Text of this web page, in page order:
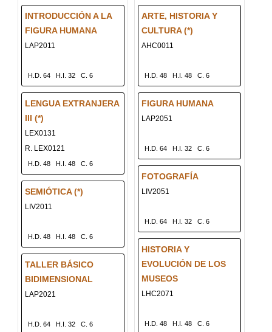
INTRODUCCIÓN A LA
FIGURA HUMANA
LAP2011
H.D. 64 H.I. 32 C. 6
LENGUA EXTRANJERA
III (*)
LEX0131
R. LEX0121
H.D. 48 H.I. 48 C. 6
SEMIÓTICA (*)
LIV2011
H.D. 48 H.I. 48 C. 6
TALLER BÁSICO
BIDIMENSIONAL
LAP2021
H.D. 64 H.I. 32 C. 6
ARTE, HISTORIA Y
CULTURA (*)
AHC0011
H.D. 48 H.I. 48 C. 6
FIGURA HUMANA
LAP2051
H.D. 64 H.I. 32 C. 6
FOTOGRAFÍA
LIV2051
H.D. 64 H.I. 32 C. 6
HISTORIA Y
EVOLUCIÓN DE LOS
MUSEOS
LHC2071
H.D. 48 H.I. 48 C. 6